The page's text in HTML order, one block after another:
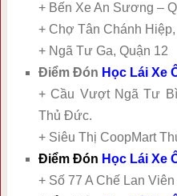
+ Bến Xe An Sương –
+ Chợ Tân Chánh
+ Ngã Tư Ga, Quận 12
Điểm Đón Học Lái Xe
+ Cầu Vượt Ngã Tư
Thủ Đức.
+ Siêu Thị CoopMart
Điểm Đón Học Lái Xe
+ Số 77 A Chế Lan